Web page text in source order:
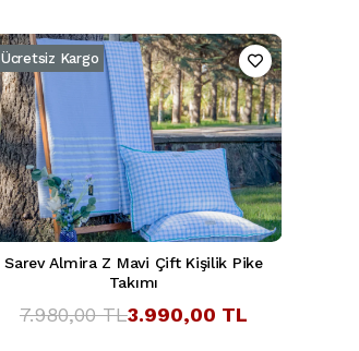
Sarev Almira Z Mavi Çift Kişilik Pike
Takımı
3.990,00 TL
7.980,00 TL
Ücretsiz Kargo